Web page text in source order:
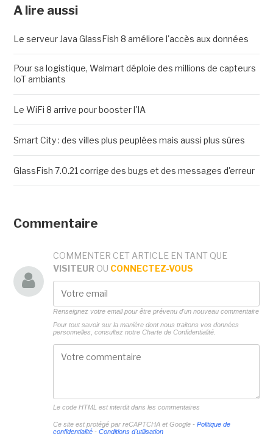
A lire aussi
Le serveur Java GlassFish 8 améliore l'accès aux données
Pour sa logistique, Walmart déploie des millions de capteurs
IoT ambiants
Le WiFi 8 arrive pour booster l'IA
Smart City : des villes plus peuplées mais aussi plus sûres
GlassFish 7.0.21 corrige des bugs et des messages d'erreur
Commentaire
COMMENTER CET ARTICLE EN TANT QUE
VISITEUR OU CONNECTEZ-VOUS
Renseignez votre email pour être prévenu d'un nouveau commentaire
Pour tout savoir sur la manière dont nous traitons vos données
personnelles, consultez notre Charte de Confidentialité.
Le code HTML est interdit dans les commentaires
Ce site est protégé par reCAPTCHA et Google - Politique de
confidentialité- Conditions d'utilisation